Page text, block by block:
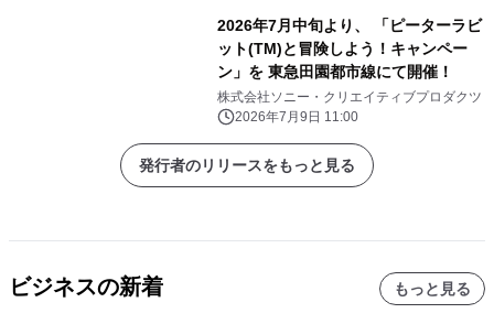
2026年7月中旬より、 「ピーターラビ
ット(TM)と冒険しよう！キャンペー
ン」を 東急田園都市線にて開催！
株式会社ソニー・クリエイティブプロダクツ
2026年7月9日 11:00
発行者のリリースをもっと見る
ビジネスの新着 もっと見る